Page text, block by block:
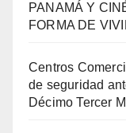
PANAMÁ Y
FORMA DE
Centros
de seguridad
Décimo Tercer